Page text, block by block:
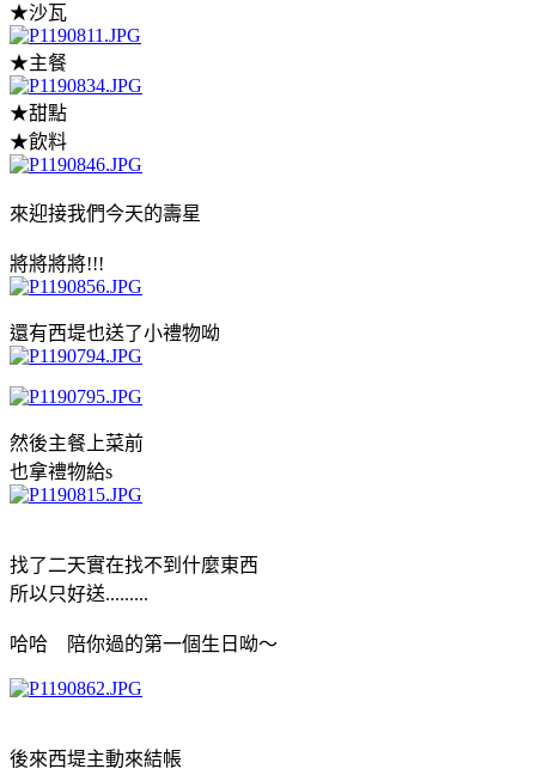
★沙瓦
★主餐
★甜點
★飲料
來迎接我們今天的壽星
將將將將!!!
還有西堤也送了小禮物呦
然後主餐上菜前
也拿禮物給s
找了二天實在找不到什麼東西
所以只好送.........
哈哈 陪你過的第一個生日呦～
後來西堤主動來結帳